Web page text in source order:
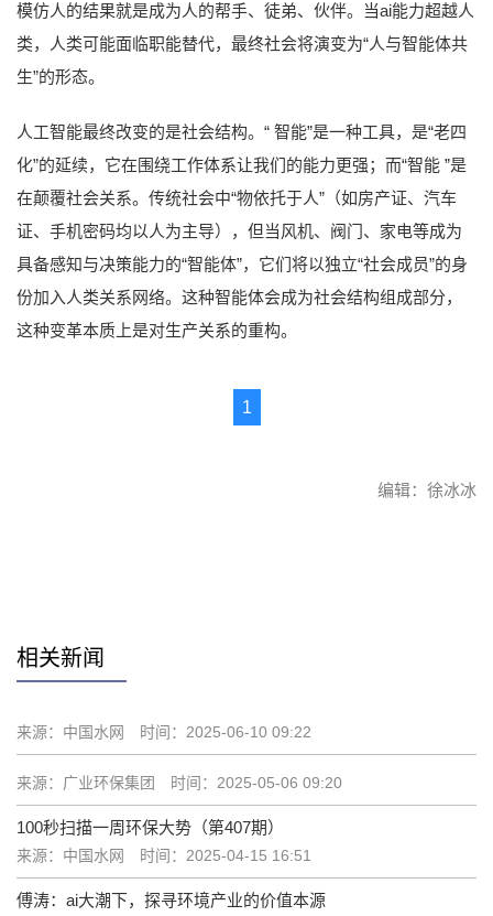
模仿人的结果就是成为人的帮手、徒弟、伙伴。当ai能力超越人
类，人类可能面临职能替代，最终社会将演变为“人与智能体共
生”的形态。
人工智能最终改变的是社会结构。“ 智能”是一种工具，是“老四
化”的延续，它在围绕工作体系让我们的能力更强；而“智能 ”是
在颠覆社会关系。传统社会中“物依托于人”（如房产证、汽车
证、手机密码均以人为主导），但当风机、阀门、家电等成为
具备感知与决策能力的“智能体”，它们将以独立“社会成员”的身
份加入人类关系网络。这种智能体会成为社会结构组成部分，
这种变革本质上是对生产关系的重构。
1
编辑：徐冰冰
相关新闻
来源：中国水网 时间：2025-06-10 09:22
来源：广业环保集团 时间：2025-05-06 09:20
100秒扫描一周环保大势（第407期）
来源：中国水网 时间：2025-04-15 16:51
傅涛：ai大潮下，探寻环境产业的价值本源